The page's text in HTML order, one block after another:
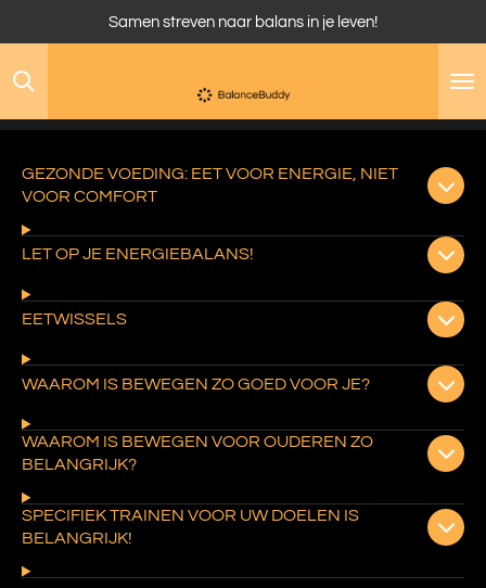
naar
hoofdinhoud
Samen streven naar balans in je leven!
GEZONDE VOEDING: EET VOOR ENERGIE, NIET
VOOR COMFORT
LET OP JE ENERGIEBALANS!
EETWISSELS
WAAROM IS BEWEGEN ZO GOED VOOR JE?
WAAROM IS BEWEGEN VOOR OUDEREN ZO
BELANGRIJK?
SPECIFIEK TRAINEN VOOR UW DOELEN IS
BELANGRIJK!